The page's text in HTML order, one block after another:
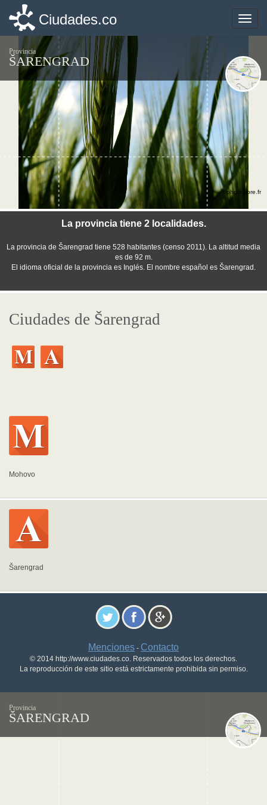
Toggle
Ciudades.co
Provincia
ŠARENGRAD
La provincia tiene 2 localidades.
La provincia de Šarengrad tiene 528 habitantes (censo 2011). La altitud media
es de 92 m.
El idioma oficial de la provincia es Inglés. El nombre español es Šarengrad.
©photo-libre.fr
Ciudades de Šarengrad
Mohovo
Šarengrad
Menciones - Contacto
© 2014 http://www.ciudades.co. Reservados todos los derechos.
La reproducción de este sitio está estrictamente prohibida sin permiso.
Toggle
Ciudades.co
Provincia
ŠARENGRAD